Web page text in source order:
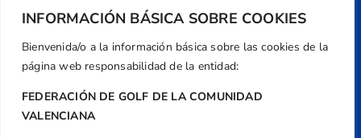
INFORMACIÓN BÁSICA SOBRE COOKIES
Bienvenida/o a la información básica sobre las cookies de la
página web responsabilidad de la entidad:
FEDERACIÓN DE GOLF DE LA COMUNIDAD
VALENCIANA